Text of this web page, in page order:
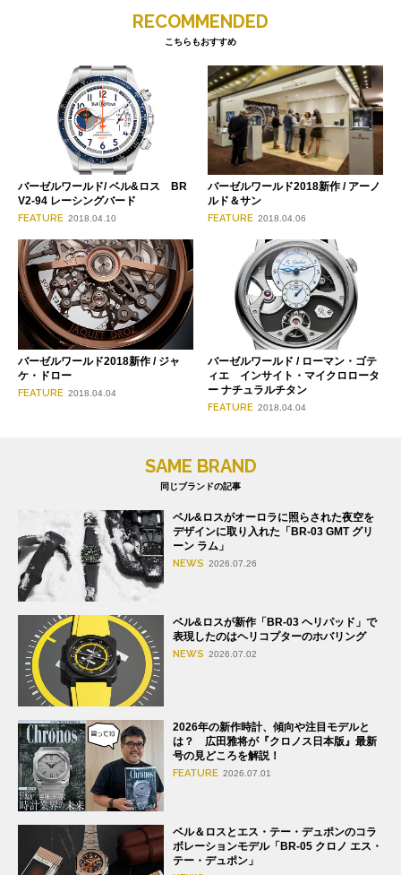
RECOMMENDED
こちらもおすすめ
バーゼルワールド/ ベル&ロス BR
V2-94 レーシングバード
FEATURE 2018.04.10
バーゼルワールド2018新作 / アーノ
ルド＆サン
FEATURE 2018.04.06
バーゼルワールド2018新作 / ジャ
ケ・ドロー
FEATURE 2018.04.04
バーゼルワールド / ローマン・ゴテ
ィエ インサイト・マイクロロータ
ー ナチュラルチタン
FEATURE 2018.04.04
SAME BRAND
同じブランドの記事
ベル&ロスがオーロラに照らされた夜空を
デザインに取り入れた「BR-03 GMT グリ
ーン ラム」
NEWS 2026.07.26
ベル&ロスが新作「BR-03 ヘリパッド」で
表現したのはヘリコプターのホバリング
NEWS 2026.07.02
2026年の新作時計、傾向や注目モデルと
は？ 広田雅将が『クロノス日本版』最新
号の見どころを解説！
FEATURE 2026.07.01
ベル＆ロスとエス・テー・デュポンのコラ
ボレーションモデル「BR-05 クロノ エス・
テー・デュポン」